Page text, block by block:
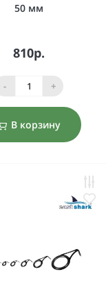
50 мм
810р.
- +
В корзину